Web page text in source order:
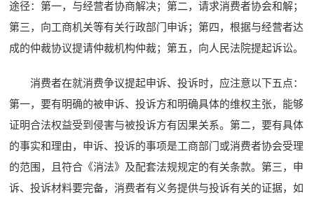
途径：第一，与经营者协商解决；第二，请求消费者协会和解；
第三，向工商机关等有关行政部门申诉；第四，根据与经营者达
成的仲裁协议提请仲裁机构仲裁；第五，向人民法院提起诉讼。
消费者在就消费争议提起申诉、投诉时，应注意以下五点：
第一，要有明确的被申诉、投诉方和明确具体的维权主张，能够
证明合法权益受到侵害与被投诉方有因果关系。第二，要有具体
的事实和理由，申诉、投诉的事项是工商部门或消费者协会受理
的范围，且符合《消法》及配套法规规定的有关条款。第三，申
诉、投诉材料要完备，消费者有义务提供与投诉有关的证据，如